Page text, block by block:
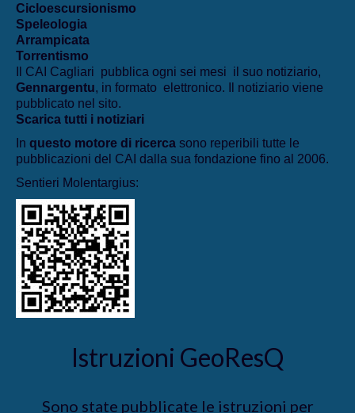
Cicloescursionismo
Speleologia
Arrampicata
Torrentismo
Il CAI Cagliari pubblica ogni sei mesi il suo notiziario,
Gennargentu, in formato elettronico. Il notiziario viene
pubblicato nel sito.
Scarica tutti i notiziari
In questo motore di ricerca sono reperibili tutte le
pubblicazioni del CAI dalla sua fondazione fino al 2006.
Sentieri Molentargius:
Istruzioni GeoResQ
Sono state pubblicate le istruzioni per